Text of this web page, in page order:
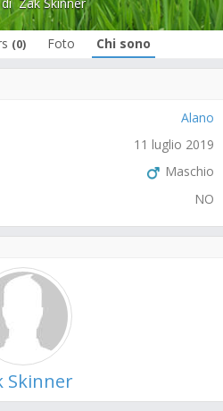
(0) Foto Chi sono
Alano
11 luglio 2019
Maschio
NO
Skinner